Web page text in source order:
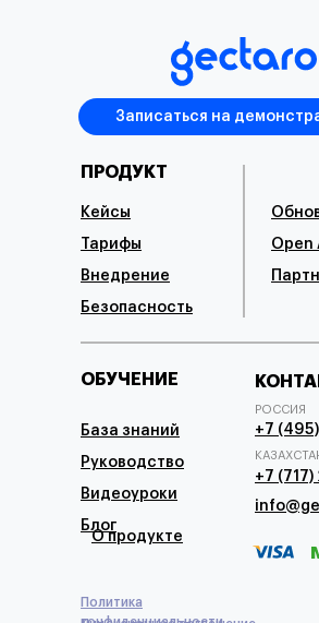
ПРОДУКТ
Внедрение
Безопасность
ОБУЧЕНИЕ
Руководство
Видеоуроки
Open
+7
Политика
Кейсы
Тарифы
База знаний
Блог
О продукте
+7
Записаться на
РОССИЯ